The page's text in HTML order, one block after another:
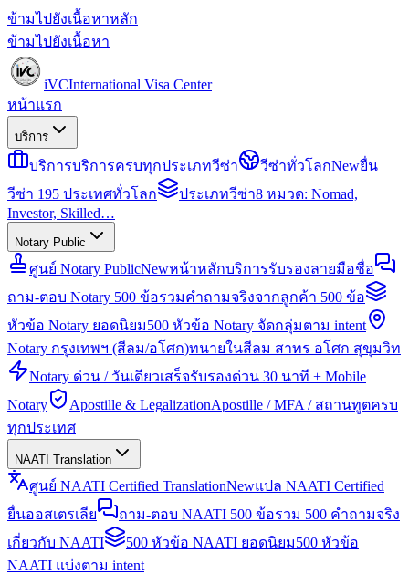
ข้ามไปยังเนื้อหาหลัก
ข้ามไปยังเนื้อหา
iVCInternational Visa Center
หน้าแรก
บริการ
บริการบริการครบทุกประเภทวีซ่า วีซ่าทั่วโลกNewยื่น
วีซ่า 195 ประเทศทั่วโลก
ประเภทวีซ่า8 หมวด: Nomad,
Investor, Skilled…
Notary Public
ศูนย์ Notary PublicNewหน้าหลักบริการรับรองลายมือชื่อ
ถาม-ตอบ Notary 500 ข้อรวมคำถามจริงจากลูกค้า 500 ข้อ
หัวข้อ Notary ยอดนิยม500 หัวข้อ Notary จัดกลุ่มตาม intent
Notary กรุงเทพฯ (สีลม/อโศก)ทนายในสีลม สาทร อโศก สุขุมวิท
Notary ด่วน / วันเดียวเสร็จรับรองด่วน 30 นาที + Mobile
Notary
Apostille & LegalizationApostille / MFA / สถานทูตครบ
ทุกประเทศ
NAATI Translation
ศูนย์ NAATI Certified TranslationNewแปล NAATI Certified
ยื่นออสเตรเลีย
ถาม-ตอบ NAATI 500 ข้อรวม 500 คำถามจริง
เกี่ยวกับ NAATI
500 หัวข้อ NAATI ยอดนิยม500 หัวข้อ
NAATI แบ่งตาม intent